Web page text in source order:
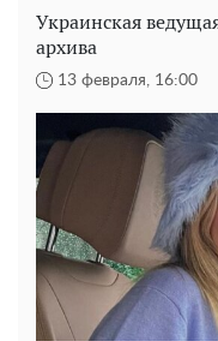
Украинская
архива
13 февраля, 16:00